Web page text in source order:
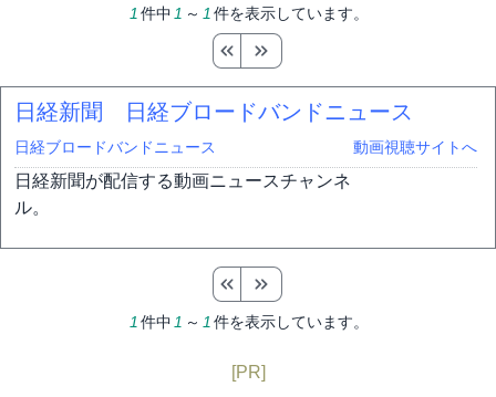
1 件中 1 ～ 1 件を表示しています。
日経新聞 日経ブロードバンドニュース
日経ブロードバンドニュース 動画視聴サイトへ
日経新聞が配信する動画ニュースチャンネ
ル。
1 件中 1 ～ 1 件を表示しています。
[PR]